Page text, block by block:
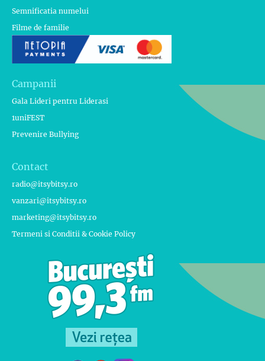
Semnificatia numelui
Filme de familie
Campanii
Gala Lideri pentru Liderasi
1uniFEST
Prevenire Bullying
Contact
radio@itsybitsy.ro
vanzari@itsybitsy.ro
marketing@itsybitsy.ro
Termeni si Conditii & Cookie Policy